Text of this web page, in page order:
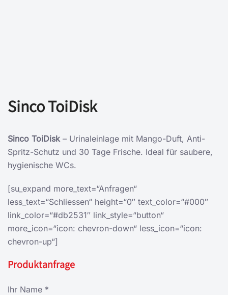
Sinco ToiDisk
Sinco ToiDisk – Urinaleinlage mit Mango-Duft, Anti-
Spritz-Schutz und 30 Tage Frische. Ideal für saubere,
hygienische WCs.
[su_expand more_text=“Anfragen“
less_text=“Schliessen“ height=“0″ text_color=“#000″
link_color=“#db2531″ link_style=“button“
more_icon=“icon: chevron-down“ less_icon=“icon:
chevron-up“]
Produktanfrage
Ihr Name *